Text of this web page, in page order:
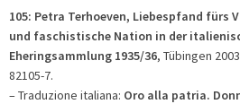
105: Petra Terhoeven, Liebespfand fürs
und faschistische Nation in der
Eheringsammlung 1935/36, Tübingen
82105-7.
– Traduzione italiana: Oro alla patria.